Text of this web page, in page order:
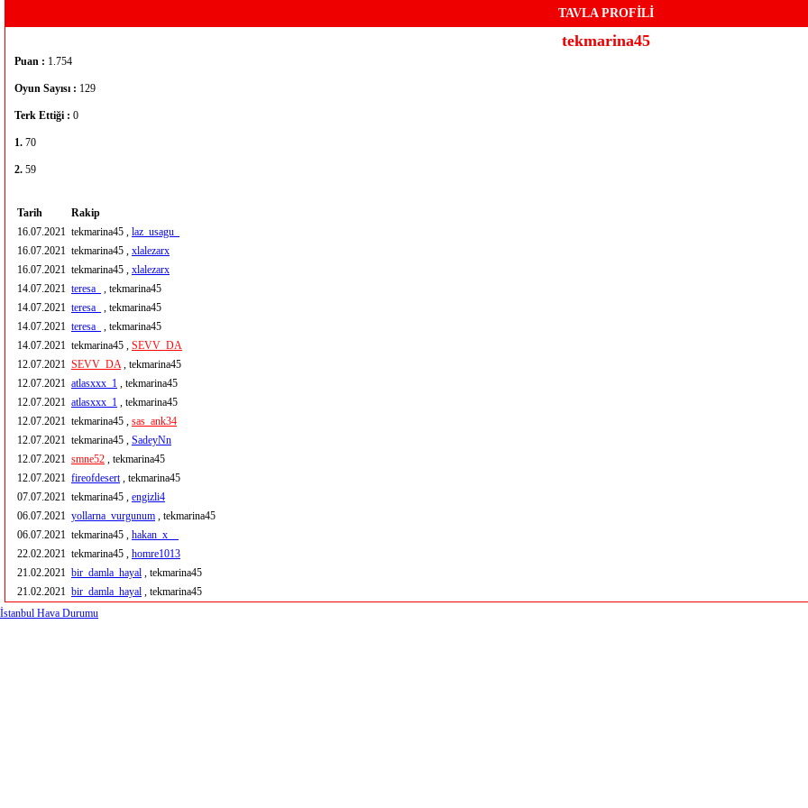
TAVLA PROFİLİ
tekmarina45
Puan : 1.754
Oyun Sayısı : 129
Terk Ettiği : 0
1. 70
2. 59
Tarih Rakip
16.07.2021 tekmarina45 , laz_usagu_
16.07.2021 tekmarina45 , xlalezarx
16.07.2021 tekmarina45 , xlalezarx
14.07.2021 teresa_ , tekmarina45
14.07.2021 teresa_ , tekmarina45
14.07.2021 teresa_ , tekmarina45
14.07.2021 tekmarina45 , SEVV_DA
12.07.2021 SEVV_DA, tekmarina45
12.07.2021 atlasxxx_1 , tekmarina45
12.07.2021 atlasxxx_1 , tekmarina45
12.07.2021 tekmarina45 , sas_ank34
12.07.2021 tekmarina45 , SadeyNn
12.07.2021 smne52 , tekmarina45
12.07.2021 fireofdesert, tekmarina45
07.07.2021 tekmarina45 , engizli4
06.07.2021 yollarna_vurgunum , tekmarina45
06.07.2021 tekmarina45 , hakan_x__
22.02.2021 tekmarina45 , homre1013
21.02.2021 bir_damla_hayal , tekmarina45
21.02.2021 bir_damla_hayal , tekmarina45
İstanbul Hava Durumu